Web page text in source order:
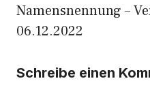
Namensnennung –
06.12.2022
Schreibe einen